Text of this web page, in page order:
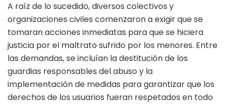
A raíz de lo sucedido, diversos colectivos y
organizaciones civiles comenzaron a exigir que se
tomaran acciones inmediatas para que se hiciera
justicia por el maltrato sufrido por los menores. Entre
las demandas, se incluían la destitución de los
guardias responsables del abuso y la
implementación de medidas para garantizar que los
derechos de los usuarios fueran respetados en todo